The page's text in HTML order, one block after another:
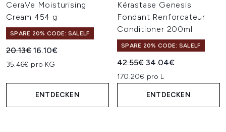
CeraVe Moisturising
Cream 454 g
SPARE 20% CODE: SALELF
Unverbindliche Preisempfehlung:
20.13€Aktueller Preis:
16.10€
35.46€ pro KG
ENTDECKEN
Kérastase Genesis
Fondant Renforcateur
Conditioner 200ml
SPARE 20% CODE: SALELF
Unverbindliche
42.55€ Aktueller Preis:
34.04€
170.20€ pro L
ENTDECKEN